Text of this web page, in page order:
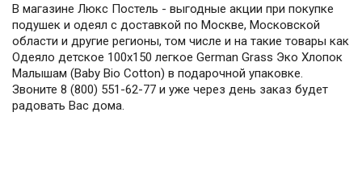
В магазине Люкс Постель - выгодные акции при покупке
подушек и одеял с доставкой по Москве, Московской
области и другие регионы, том числе и на такие товары как
Одеяло детское 100х150 легкое German Grass Эко Хлопок
Малышам (Baby Bio Cotton) в подарочной упаковке.
Звоните 8 (800) 551-62-77 и уже через день заказ будет
радовать Вас дома.